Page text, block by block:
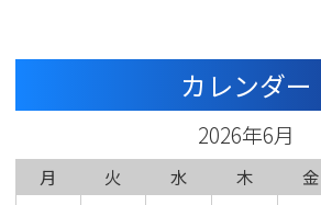
カレンダー
2026年6月
月 火 水 木 金